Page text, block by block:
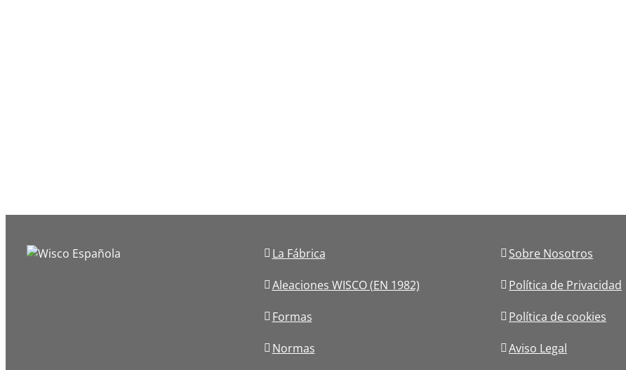
La Fábrica
Aleaciones WISCO (EN 1982)
Formas
Normas
Sobre Nosotros
Política de Privacidad
Política de cookies
Aviso Legal